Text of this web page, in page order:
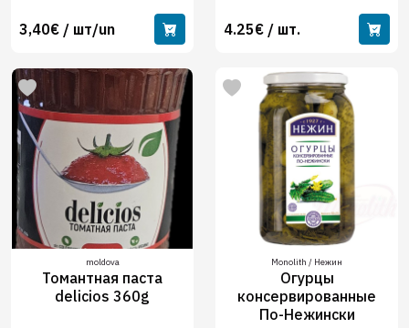
3,40€ / шт/un 4.25€ / шт.
moldova
Томантная паста
delicios 360g
Monolith / Нежин
Огурцы
консервированные
По-Нежински